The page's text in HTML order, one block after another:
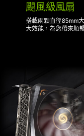
颶風級風扇
搭載兩顆直徑85mm
大效能，為您帶來順